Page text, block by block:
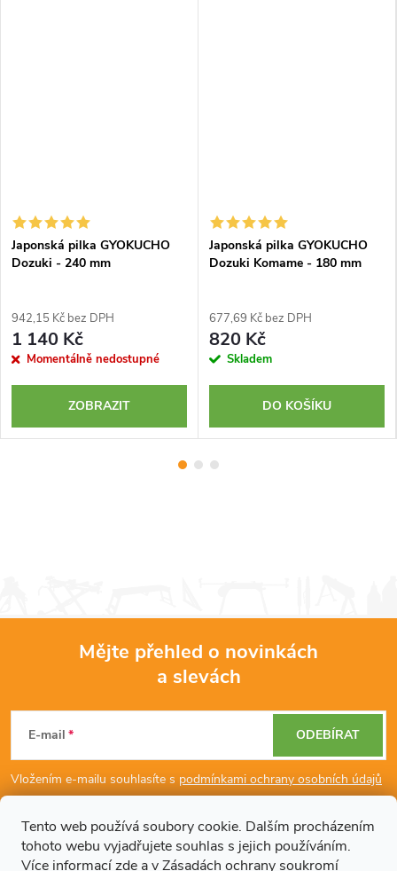
Tento web používá soubory cookie. Dalším procházením
tohoto webu vyjadřujete souhlas s jejich používáním.
Více informacízde a vZásadách ochrany soukromí
Japonská pilka GYOKUCHO
Dozuki - 240 mm
942,15 Kč bez DPH
1 140 Kč
Momentálně nedostupné
ZOBRAZIT
Japonská pilka GYOKUCHO
Dozuki Komame - 180 mm
677,69 Kč bez DPH
820 Kč
Skladem
DO KOŠÍKU
p
Mějte přehled o novinkách
a slevách
E-mail
Vložením e-mailu souhlasíte s podmínkami ochrany osobních údajů
ODEBÍRAT
Dodatečné informace